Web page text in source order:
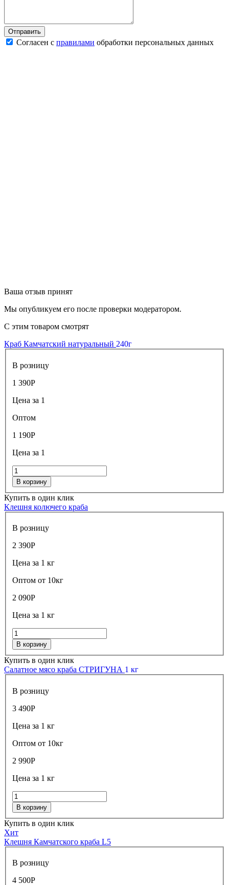
Согласен с правилами обработки персональных данных
Ваша отзыв принят
Мы опубликуем его после проверки модератором.
С этим товаром смотрят
Краб Камчатский натуральный 240г
В розницу
1 390Р
Цена за 1
Оптом
1 190Р
Цена за 1
В корзину
Купить в один клик
Клешня колючего краба
В розницу
2 390Р
Цена за 1 кг
Оптом от 10кг
2 090Р
Цена за 1 кг
В корзину
Купить в один клик
Салатное мясо краба СТРИГУНА 1 кг
В розницу
3 490Р
Цена за 1 кг
Оптом от 10кг
2 990Р
Цена за 1 кг
В корзину
Купить в один клик
Хит
Клешня Камчатского краба L5
В розницу
4 500Р